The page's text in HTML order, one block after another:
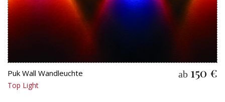
Puk Wall Wandleuchte
Top Light
ab 150 €